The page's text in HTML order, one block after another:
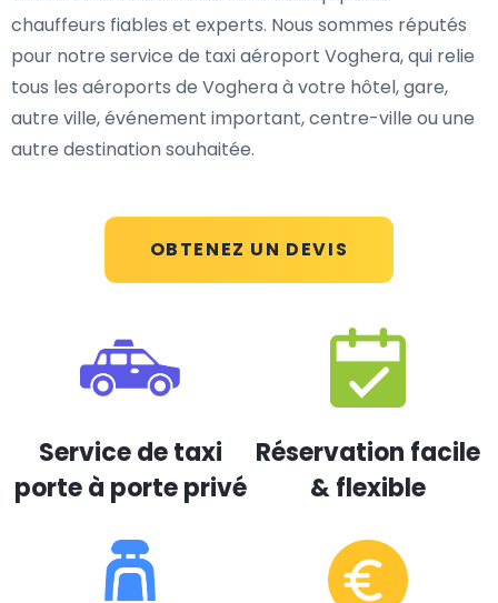
OBTENEZ UN DEVIS
chauffeurs fiables et experts. Nous sommes réputés
pour notre service de taxi aéroport Voghera, qui relie
tous les aéroports de Voghera à votre hôtel, gare,
autre ville, événement important, centre-ville ou une
autre destination souhaitée.
Service de taxi
porte à porte privé
Réservation facile
& flexible